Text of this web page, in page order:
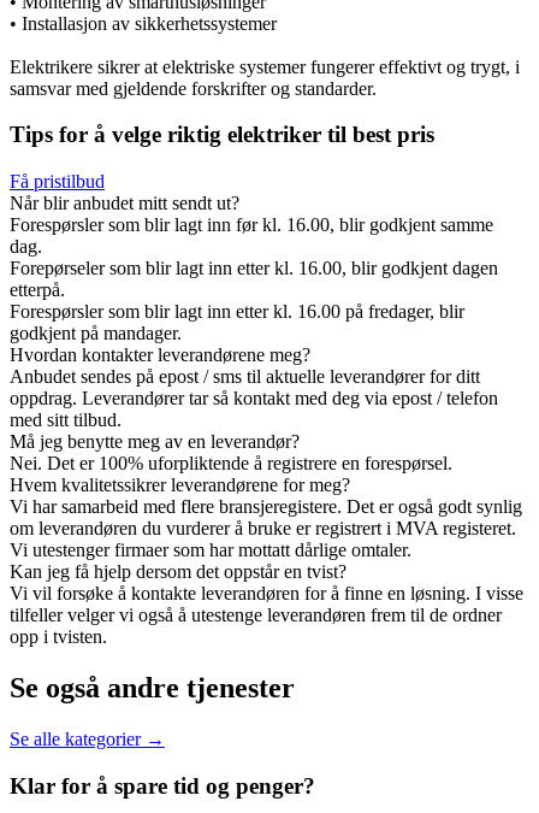
• Installasjon av sikkerhetssystemer
Elektrikere sikrer at elektriske systemer fungerer effektivt og trygt, i
samsvar med gjeldende forskrifter og standarder.
Tips for å velge riktig elektriker til best pris
Få pristilbud
Når blir anbudet mitt sendt ut?
Forespørsler som blir lagt inn før kl. 16.00, blir godkjent samme
dag.
Forepørseler som blir lagt inn etter kl. 16.00, blir godkjent dagen
etterpå.
Forespørsler som blir lagt inn etter kl. 16.00 på fredager, blir
godkjent på mandager.
Hvordan kontakter leverandørene meg?
Anbudet sendes på epost / sms til aktuelle leverandører for ditt
oppdrag. Leverandører tar så kontakt med deg via epost / telefon
med sitt tilbud.
Må jeg benytte meg av en leverandør?
Nei. Det er 100% uforpliktende å registrere en forespørsel.
Hvem kvalitetssikrer leverandørene for meg?
Vi har samarbeid med flere bransjeregistere. Det er også godt synlig
om leverandøren du vurderer å bruke er registrert i MVA registeret.
Vi utestenger firmaer som har mottatt dårlige omtaler.
Kan jeg få hjelp dersom det oppstår en tvist?
Vi vil forsøke å kontakte leverandøren for å finne en løsning. I visse
tilfeller velger vi også å utestenge leverandøren frem til de ordner
opp i tvisten.
Se også andre tjenester
Se alle kategorier →
Klar for å spare tid og penger?